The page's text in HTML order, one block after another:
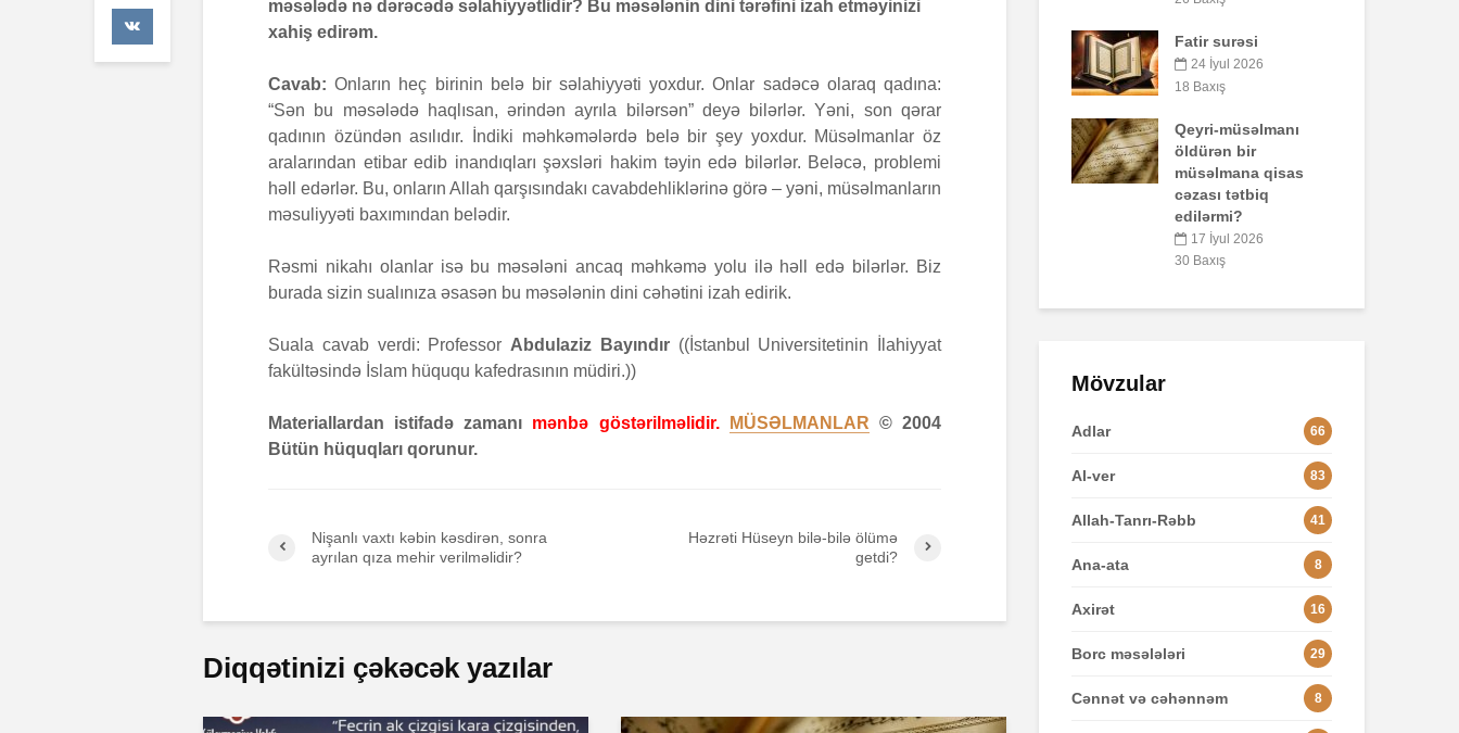
məsələdə nə dərəcədə səlahiyyətlidir? Bu məsələnin dini tərəfini izah etməyinizi
xahiş edirəm.
Cavab: Onların heç birinin belə bir səlahiyyəti yoxdur. Onlar sadəcə olaraq qadına:
“Sən bu məsələdə haqlısan, ərindən ayrıla bilərsən” deyə bilərlər. Yəni, son qərar
qadının özündən asılıdır. İndiki məhkəmələrdə belə bir şey yoxdur. Müsəlmanlar öz
aralarından etibar edib inandıqları şəxsləri hakim təyin edə bilərlər. Beləcə, problemi
həll edərlər. Bu, onların Allah qarşısındakı cavabdehliklərinə görə – yəni, müsəlmanların
məsuliyyəti baxımından belədir.
Rəsmi nikahı olanlar isə bu məsələni ancaq məhkəmə yolu ilə həll edə bilərlər. Biz
burada sizin sualınıza əsasən bu məsələnin dini cəhətini izah edirik.
Suala cavab verdi: Professor Abdulaziz Bayındır((İstanbul Universitetinin İlahiyyat
fakültəsində İslam hüququ kafedrasının müdiri.))
Materiallardan istifadə zamanı mənbə göstərilməlidir. MÜSƏLMANLAR © 2004
Bütün hüquqları qorunur.
Nişanlı vaxtı kəbin kəsdirən, sonra
ayrılan qıza mehir verilməlidir?
Həzrəti Hüseyn bilə-bilə ölümə
getdi?
Diqqətinizi çəkəcək yazılar
26 İyun 2026
67 Baxış
pay almaq faiz
olmazmı?
5 İyun 2026
36 Baxış
Loğman surəsi
18 Baxış
Qeyri-müsəlmanı
müsəlmana qisas
cəzası tətbiq
30 Baxış
Əhzab surəsi
26 İyun 2026
Mövzular
Adlar 66
Al-ver 83
Allah-Tanrı-Rəbb 41
Ana-ata 8
Axirət 16
Borc məsələləri 29
Cənnət və cəhənnəm 8